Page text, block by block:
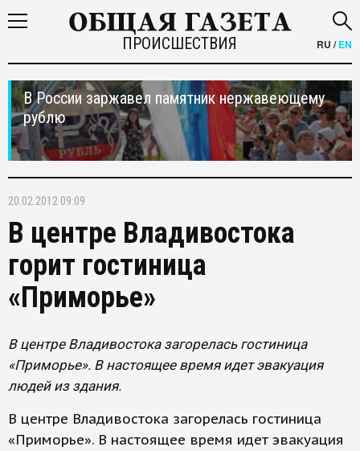
ПРОИСШЕСТВИЯ RU /EN
В России заржавел памятник нержавеющему
рублю
20.02.2012 09:09
В центре Владивостока
горит гостиница
«Приморье»
В центре Владивостока загорелась гостиница
«Приморье». В настоящее время идет эвакуация
людей из здания.
В центре Владивостока загорелась гостиница
«Приморье». В настоящее время идет эвакуация